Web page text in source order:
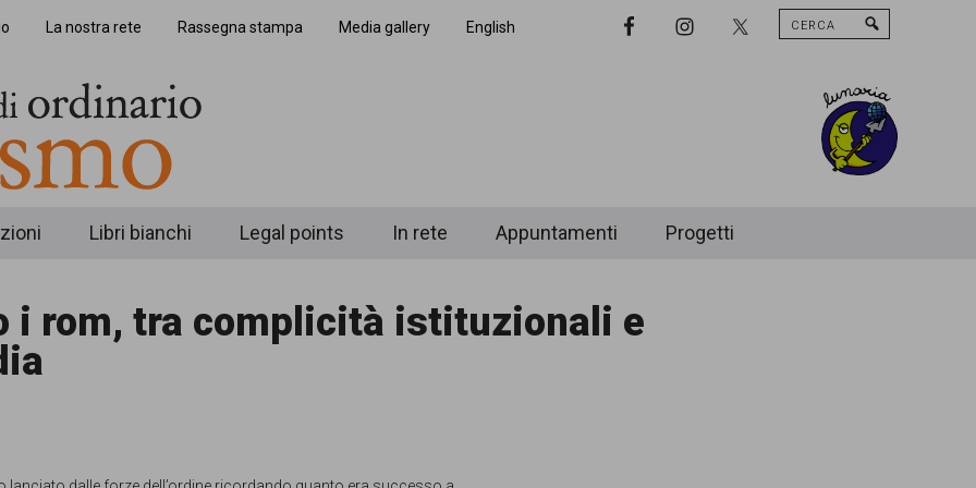
La nostra rete Rassegna stampa Media gallery English
Nav
Cerca
Libri bianchi Legal points In rete Appuntamenti Progetti
i rom, tra complicità istituzionali e